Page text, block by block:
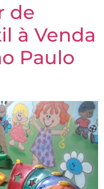
de
à Venda
Paulo